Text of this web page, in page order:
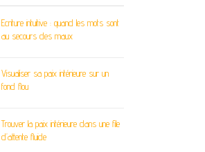
Ecriture intuitive : quand les mots sont
au secours des maux
Visualiser sa paix intérieure sur un
fond flou
Trouver la paix intérieure dans une file
d’attente fluide